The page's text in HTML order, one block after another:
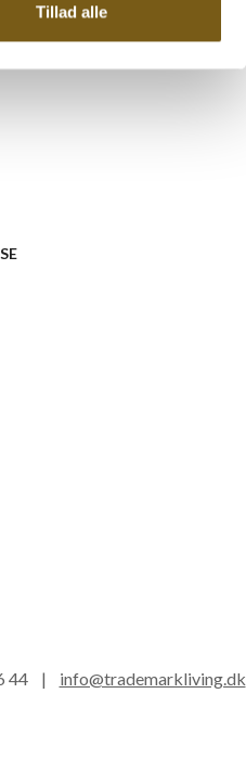
Tillad alle
44 | info@trademarkliving.dk